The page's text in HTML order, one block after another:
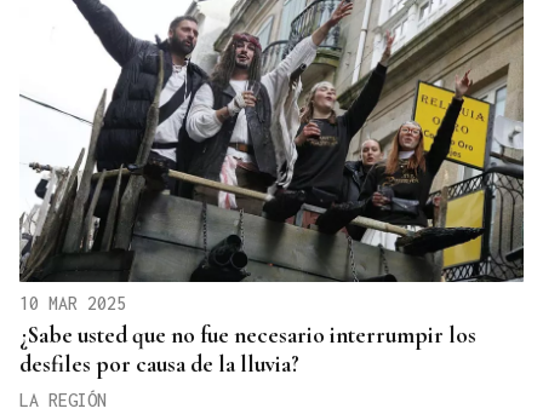
10 MAR 2025
¿Sabe usted que no fue necesario interrumpir los
desfiles por causa de la lluvia?
LA REGIÓN